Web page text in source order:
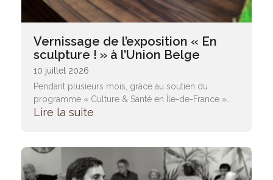
Vernissage de l’exposition « En
sculpture ! » à l’Union Belge
10 juillet 2026
Pendant plusieurs mois, grâce au soutien du
programme « Culture & Santé en Île-de-France »…
Lire la suite